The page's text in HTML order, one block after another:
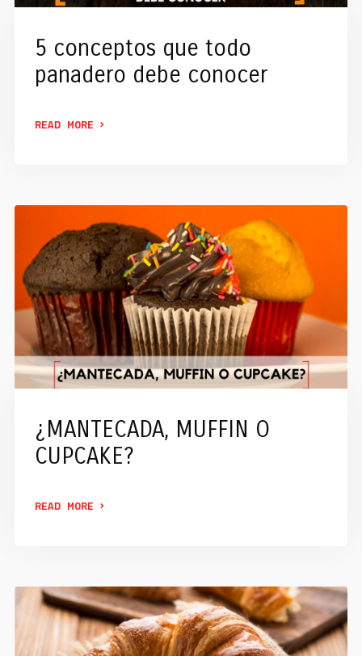
5 conceptos que todo
panadero debe conocer
READ MORE
¿MANTECADA, MUFFIN O
CUPCAKE?
READ MORE